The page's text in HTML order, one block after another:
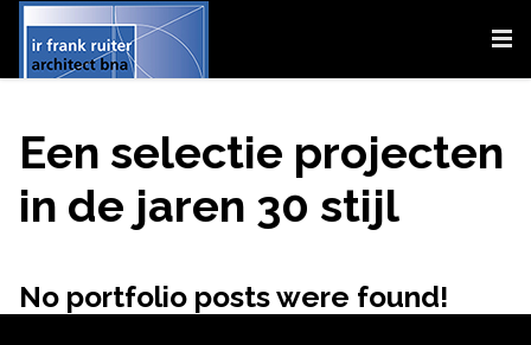
Een selectie projecten
in de jaren 30 stijl
No portfolio posts were found!